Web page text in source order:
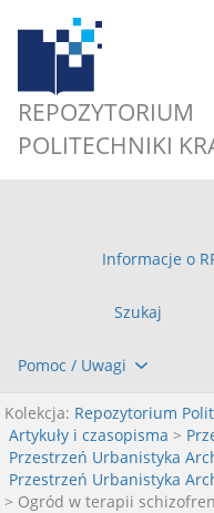
REPOZYTORIUM
POLITECHNIKI
Informacje o
Szukaj
Pomoc / Uwagi
Kolekcja: Repozytorium
Artykuły i czasopisma >
Przestrzeń Urbanistyka
Przestrzeń Urbanistyka
> Ogród w terapii